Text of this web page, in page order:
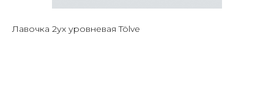
Лавочка 2ух уровневая Tölve